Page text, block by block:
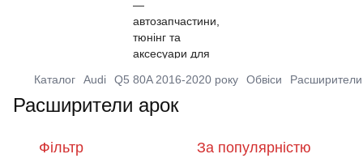
Каталог Audi Q5 80A 2016-2020 року Обвіси
Расширители арок
Фільтр За популярністю